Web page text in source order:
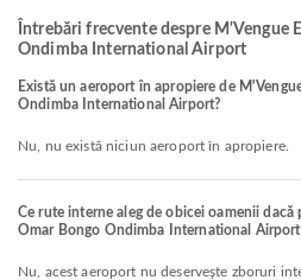
Întrebări frecvente despre M'Vengue
Ondimba International Airport
Există un aeroport în apropiere de
Ondimba International Airport?
Nu, nu există niciun aeroport în apropiere.
Ce rute interne aleg de obicei oamenii dacă
Omar Bongo Ondimba International
Nu, acest aeroport nu deservește zboruri